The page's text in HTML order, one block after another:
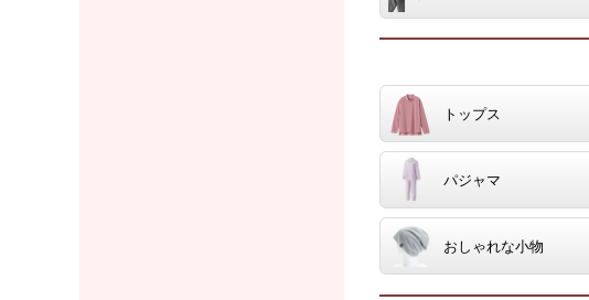
トップス
パジャマ
おしゃれな小物